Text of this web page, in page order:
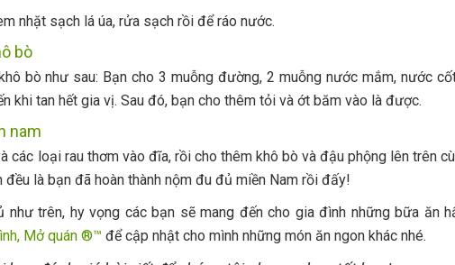
nhặt sạch lá úa, rửa sạch rồi để ráo nước.
bò
bò như sau: Bạn cho 3 muỗng đường, 2 muỗng nước mắm, nước
khi tan hết gia vị. Sau đó, bạn cho thêm tỏi và ớt băm vào là được.
nam
các loại rau thơm vào đĩa, rồi cho thêm khô bò và đậu phộng lên trên
là bạn đã hoàn thành nộm đu đủ miền Nam rồi đấy!
như trên, hy vọng các bạn sẽ mang đến cho gia đình những bữa ăn
Mở quán ®™ để cập nhật cho mình những món ăn ngon khác nhé.